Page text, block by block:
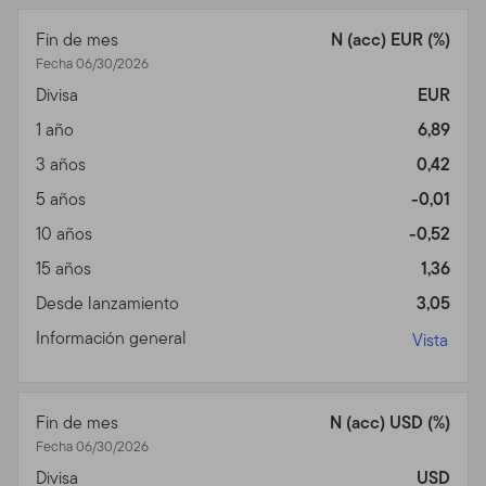
Fin de mes
Fecha 06/30/2026
N (acc) EUR (%)
Divisa
EUR
1 año
6,89
3 años
0,42
5 años
-0,01
10 años
-0,52
15 años
1,36
Desde lanzamiento
3,05
Información general
Vista
Fin de mes
Fecha 06/30/2026
N (acc) USD (%)
Divisa
USD
de medios que no están provistos por otros con ese
objetivo para su uso específico. Los individuos que
intenten acceder sin autorización a estas áreas pueden
quedar sujetos a un proceso criminal y/o civil.
Prospectos, Desempeño y
Riesgos de Inversión de
los Fondos
Prospecto.Para más información sobre cualquiera de
representante registrado (asesor financiero) y obtenga
de los fondos, cargos por ventas, gastos y
consideraciones sobre el riesgo involucrado. Debe leer
el prospecto cuidadosamente antes de invertir o enviar